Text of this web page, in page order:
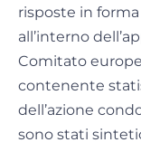
risposte in
all’interno
Comitato
contenente
dell’azione
sono stati